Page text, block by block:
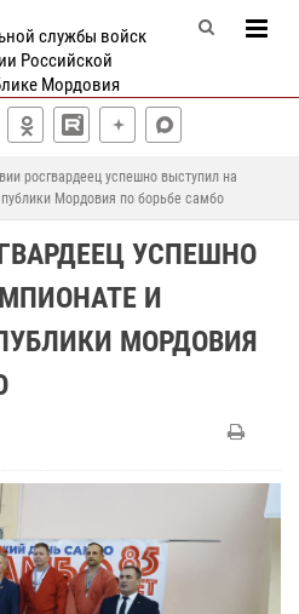
службы войск
Российской
Мордовия
росгвардеец успешно выступил на
Мордовия по борьбе самбо
УСПЕШНО
И
МОРДОВИЯ